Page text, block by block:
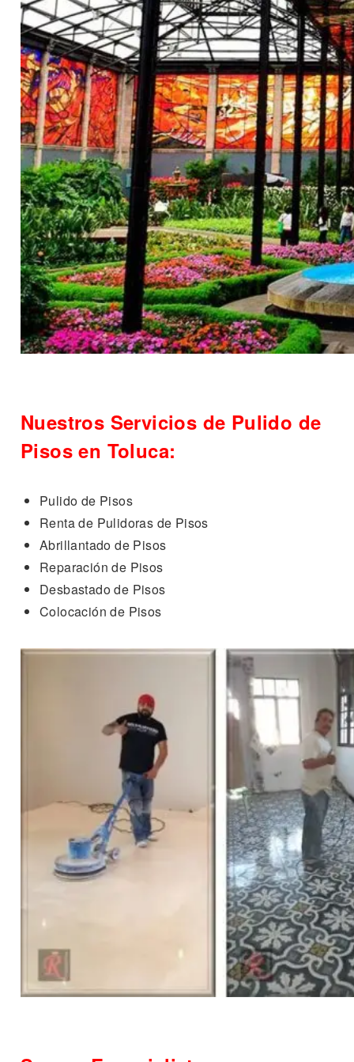
Nuestros Servicios de Pulido de
Pisos en Toluca:
Pulido de Pisos
Renta de Pulidoras de Pisos
Abrillantado de Pisos
Reparación de Pisos
Desbastado de Pisos
Colocación de Pisos